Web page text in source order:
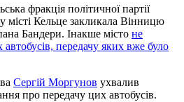
фракція політичної партії
місті Кельце закликала Вінницю
Бандери. Інакше місто не
передачу яких вже було
Сергій Моргунов ухвалив
про передачу цих автобусів.